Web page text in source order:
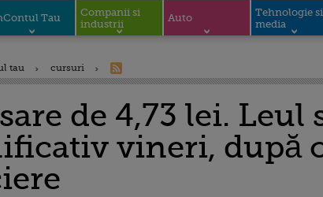
Tau
Companii si
industrii
Auto
Tehnologie si
media
tau cursuri
de 4,73 lei. Leul
vineri, după